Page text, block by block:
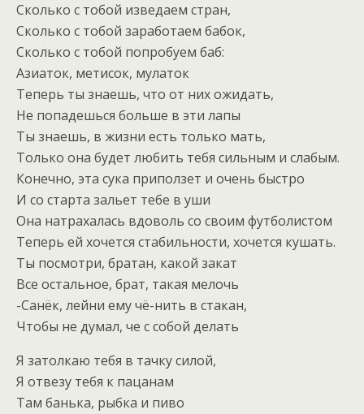
Сколько с тобой изведаем стран,
Сколько с тобой заработаем бабок,
Сколько с тобой попробуем баб:
Азиаток, метисок, мулаток
Теперь ты знаешь, что от них ожидать,
Не попадешься больше в эти лапы
Ты знаешь, в жизни есть только мать,
Только она будет любить тебя сильным и слабым.
Конечно, эта сука приползет и очень быстро
И со старта зальет тебе в уши
Она натрахалась вдоволь со своим футболистом
Теперь ей хочется стабильности, хочется кушать.
Ты посмотри, братан, какой закат
Все остальное, брат, такая мелочь
-Санёк, лейни ему чё-нить в стакан,
Чтобы не думал, че с собой делать
Я затолкаю тебя в тачку силой,
Я отвезу тебя к пацанам
Там банька, рыбка и пиво